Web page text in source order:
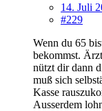
14. Juli
#229
Wenn du 65
bekommst.
nützt dir dann
muß sich
Kasse
Ausserdem